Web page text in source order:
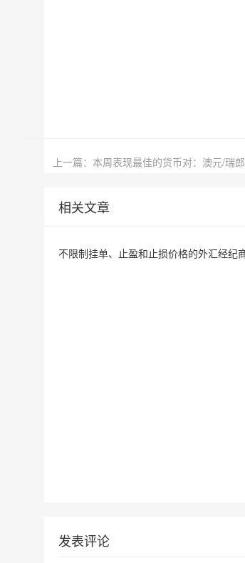
上一篇：本周表现最佳的货币对：澳元/瑞郎
相关文章
发表评论